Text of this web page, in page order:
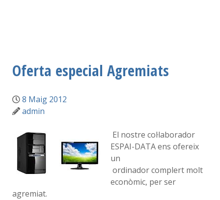
Oferta especial Agremiats
8 Maig 2012
admin
El nostre col·laborador
ESPAI-DATA ens ofereix
un
ordinador complert molt
econòmic, per ser
agremiat.